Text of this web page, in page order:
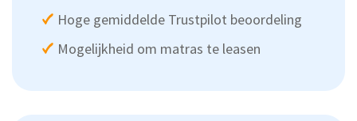
Hoge gemiddelde Trustpilot beoordeling
Mogelijkheid om matras te leasen